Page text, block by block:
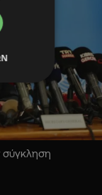
σύγκληση